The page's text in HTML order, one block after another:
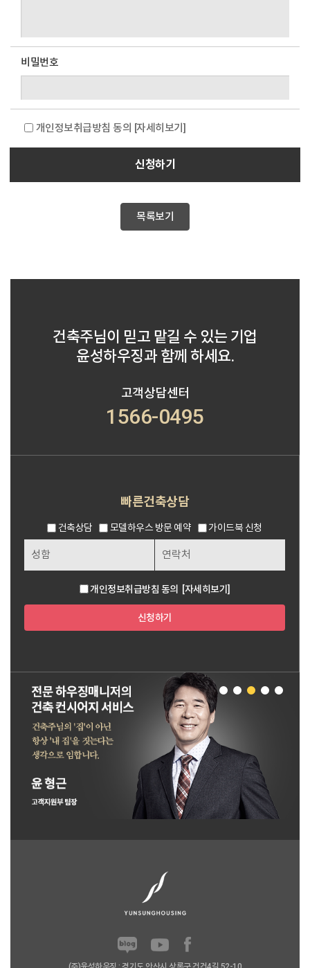
비밀번호
개인정보취급방침 동의 [자세히보기]
신청하기
목록보기
건축주님이 믿고 맡길 수 있는 기업
윤성하우징과 함께 하세요.
고객상담센터
1566-0495
빠른건축상담
건축상담 모델하우스 방문 예약 가이드북 신청
개인정보취급방침 동의 [자세히보기]
신청하기